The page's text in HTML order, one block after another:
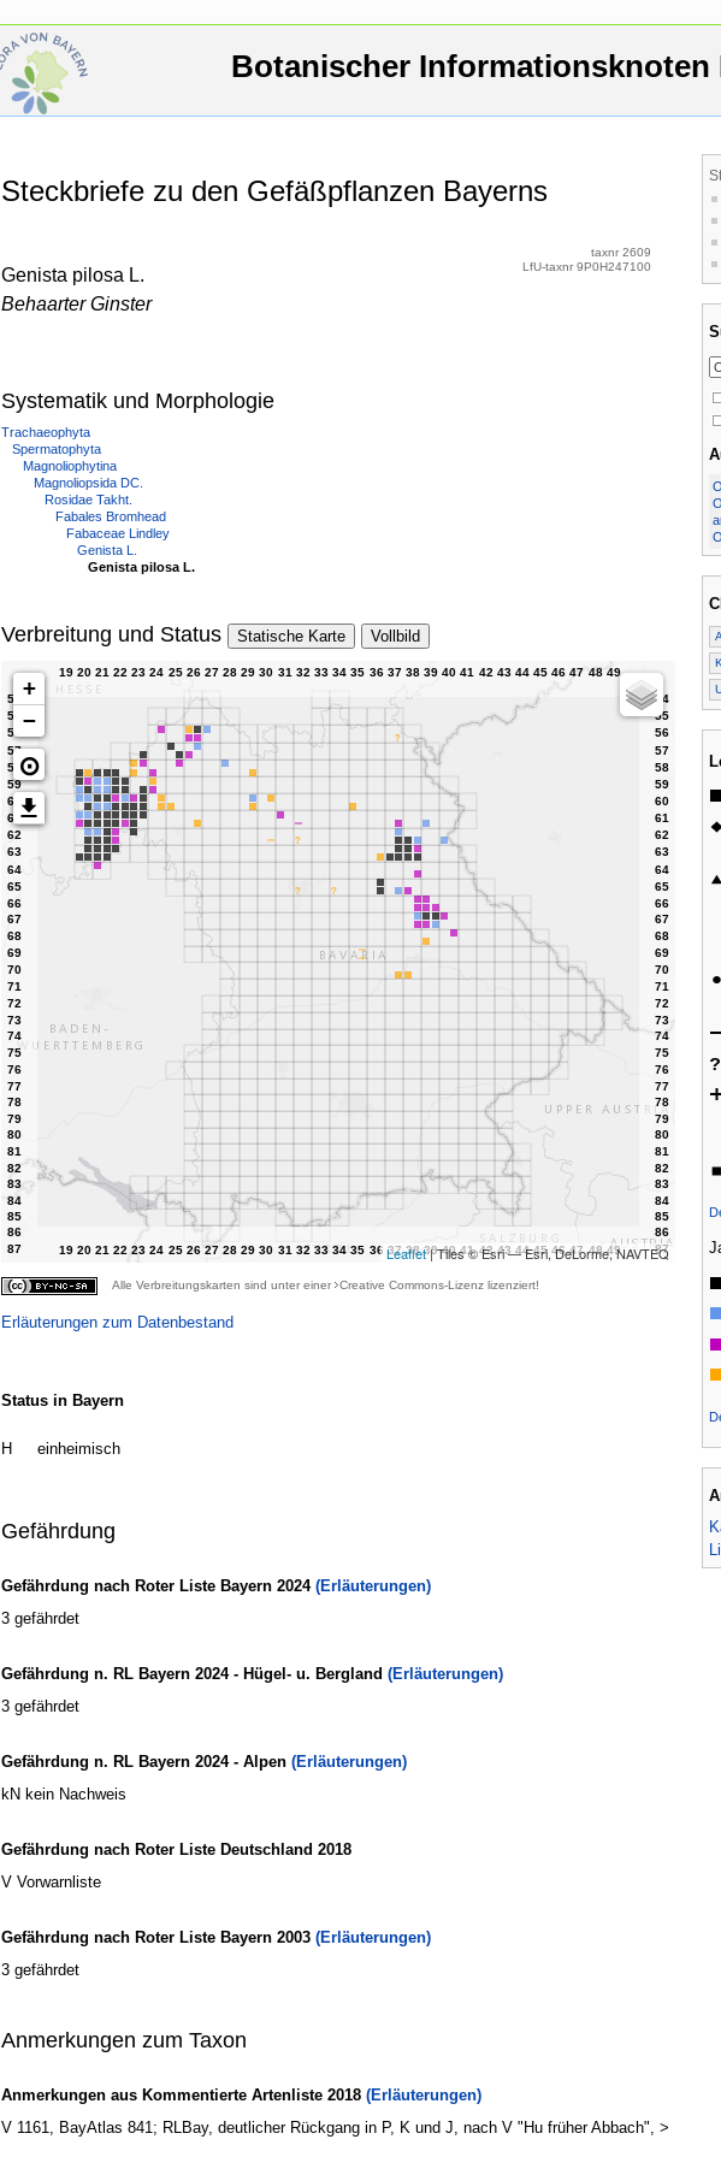
Botanischer Informationsknoten
Steckbriefe zu den Gefäßpflanzen Bayerns
Genista pilosa L.
Behaarter Ginster
taxnr 2609
LfU-taxnr 9P0H247100
Systematik und Morphologie
Trachaeophyta
Spermatophyta
Magnoliophytina
Magnoliopsida DC.
Rosidae Takht.
Fabales Bromhead
Fabaceae Lindley
Genista L.
Genista pilosa L.
Verbreitung und Status Statische Karte Vollbild
+
−
⊙
Leaflet| Tiles © Esri — Esri, DeLorme, NAVTEQ
Alle Verbreitungskarten sind unter einer Creative Commons-Lizenz lizenziert!
Erläuterungen zum Datenbestand
Status in Bayern
H einheimisch
Gefährdung
Gefährdung nach Roter Liste Bayern 2024 (Erläuterungen)
3 gefährdet
Gefährdung n. RL Bayern 2024 - Hügel- u. Bergland (Erläuterungen)
3 gefährdet
Gefährdung n. RL Bayern 2024 - Alpen (Erläuterungen)
kN kein Nachweis
Gefährdung nach Roter Liste Deutschland 2018
V Vorwarnliste
Gefährdung nach Roter Liste Bayern 2003 (Erläuterungen)
3 gefährdet
Anmerkungen zum Taxon
Anmerkungen aus Kommentierte Artenliste 2018 (Erläuterungen)
V 1161, BayAtlas 841; RLBay, deutlicher Rückgang in P, K und J, nach V "Hu früher Abbach", >
A
K